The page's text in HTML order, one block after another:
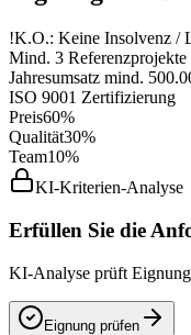
!K.O.: Keine Insolvenz /
Mind. 3
Jahresumsatz mind.
ISO 9001 Zertifizierung
Preis60%
Qualität30%
Team10%
KI-Kriterien-Analyse
Erfüllen Sie die
KI-Analyse prüft
Eignung prüfen